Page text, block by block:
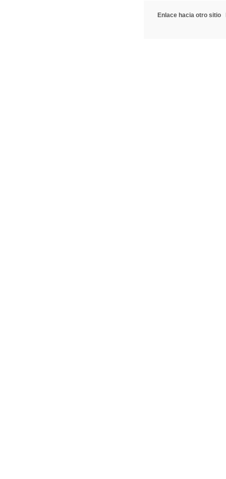
Enlace hacia otro sitio